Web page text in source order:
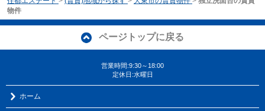
物件
ページトップに戻る
営業時間:9:30～18:00
定休日:水曜日
ホーム